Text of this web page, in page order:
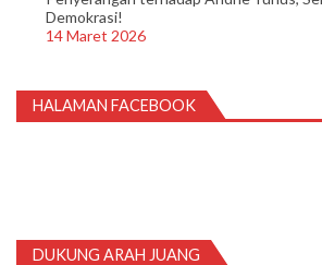
Demokrasi!
14 Maret 2026
HALAMAN FACEBOOK
DUKUNG ARAH JUANG